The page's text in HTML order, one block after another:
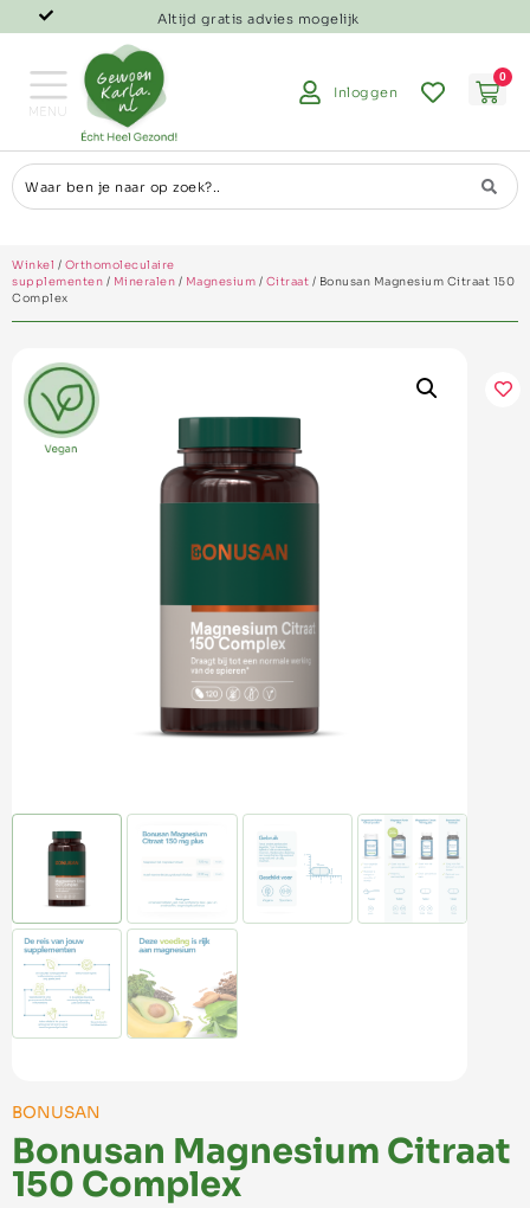
Altijd gratis advies mogelijk
Inloggen
0
Winkel / Orthomoleculaire
supplementen / Mineralen / Magnesium / Citraat / Bonusan Magnesium Citraat 150
Complex
BONUSAN
Bonusan Magnesium Citraat
150 Complex